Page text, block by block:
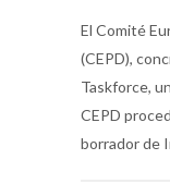
El Comité
(CEPD),
Taskforce,
CEPD
borrador de